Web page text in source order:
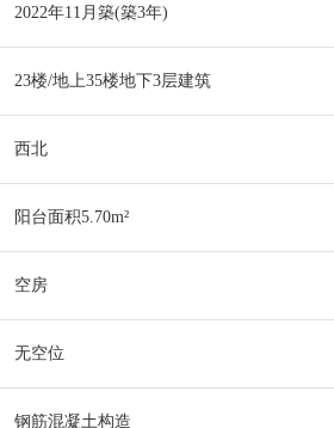
2022年11月築(築3年)
23楼/地上35楼地下3层建筑
西北
阳台面积5.70m²
空房
无空位
钢筋混凝土构造